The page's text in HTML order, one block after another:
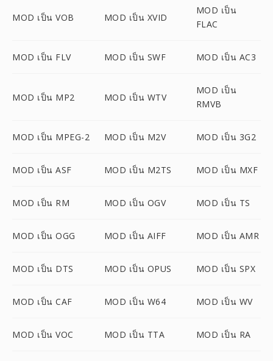
MOD เป็น VOB MOD เป็น XVID
MOD เป็น
FLAC
MOD เป็น FLV MOD เป็น SWF MOD เป็น AC3
MOD เป็น MP2 MOD เป็น WTV
MOD เป็น
RMVB
MOD เป็น MPEG-2 MOD เป็น M2V MOD เป็น 3G2
MOD เป็น ASF MOD เป็น M2TS MOD เป็น MXF
MOD เป็น RM MOD เป็น OGV MOD เป็น TS
MOD เป็น OGG MOD เป็น AIFF MOD เป็น AMR
MOD เป็น DTS MOD เป็น OPUS MOD เป็น SPX
MOD เป็น CAF MOD เป็น W64 MOD เป็น WV
MOD เป็น VOC MOD เป็น TTA MOD เป็น RA